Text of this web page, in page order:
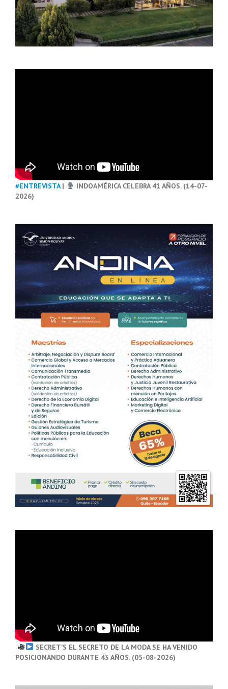
#ENTREVISTA|
INDOAMÉRICA CELEBRA 41 AÑOS. (14-07-
2026)
SECRET’S EL SECRETO DE LA MODA SE HA VENIDO
POSICIONANDO DURANTE 43 AÑOS. (05-08-2026)